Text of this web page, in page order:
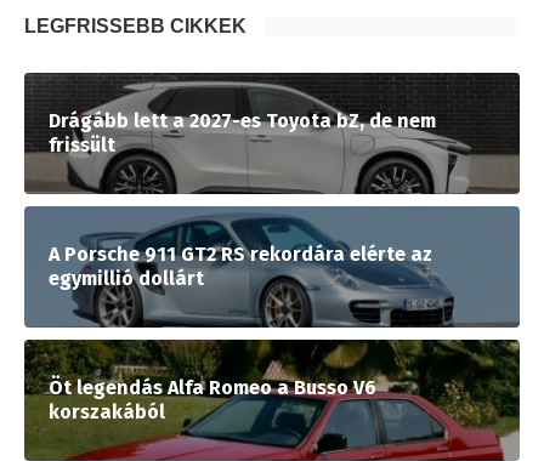
LEGFRISSEBB CIKKEK
Drágább lett a 2027-es Toyota bZ, de nem
frissült
A Porsche 911 GT2 RS rekordára elérte az
egymillió dollárt
Öt legendás Alfa Romeo a Busso V6
korszakából